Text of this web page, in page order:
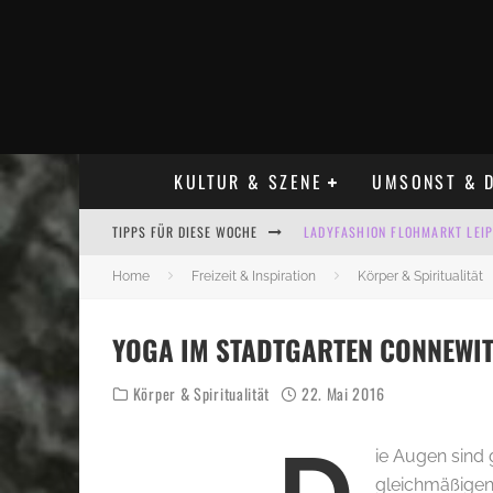
KULTUR & SZENE UMSONST &
TIPPS FÜR DIESE WOCHE LADYFASHION FLOHMARKT
HOSENSCHEISSER
ALLE FLOHMARKT LEIPZIG
ALLE FLOHMARKT &
Home Freizeit & Inspiration Körper & Spiritualität
YOGA IM STADTGARTEN
Körper & Spiritualität 22. Mai 2016
ie Augen sind